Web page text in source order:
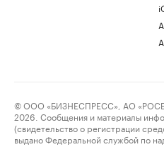
© ООО «БИЗНЕСПРЕСС», АО
2026. Сообщения и материалы
(свидетельство о регистрации
выдано Федеральной службой по